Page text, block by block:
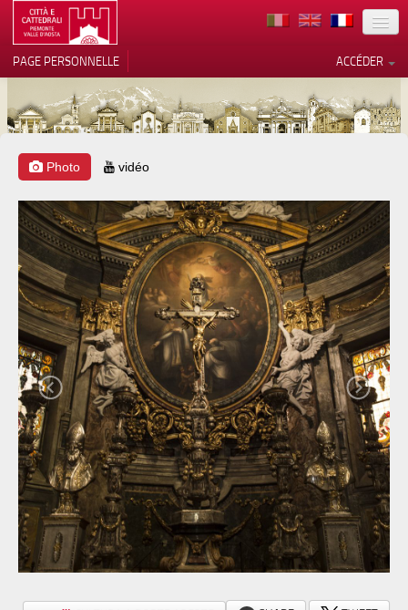
TERRITOIRE
ARCHITECTURE
MUSÉES
ITINÉRAIRES
EVÉNEMENTS
ACCUEIL
BÉNÉVOLES
CONTACTS
PRESS
ACCÉDER
PAGE PERSONNELLE
Photo vidéo
Notification lors de la collecte
Vos choix en matière de